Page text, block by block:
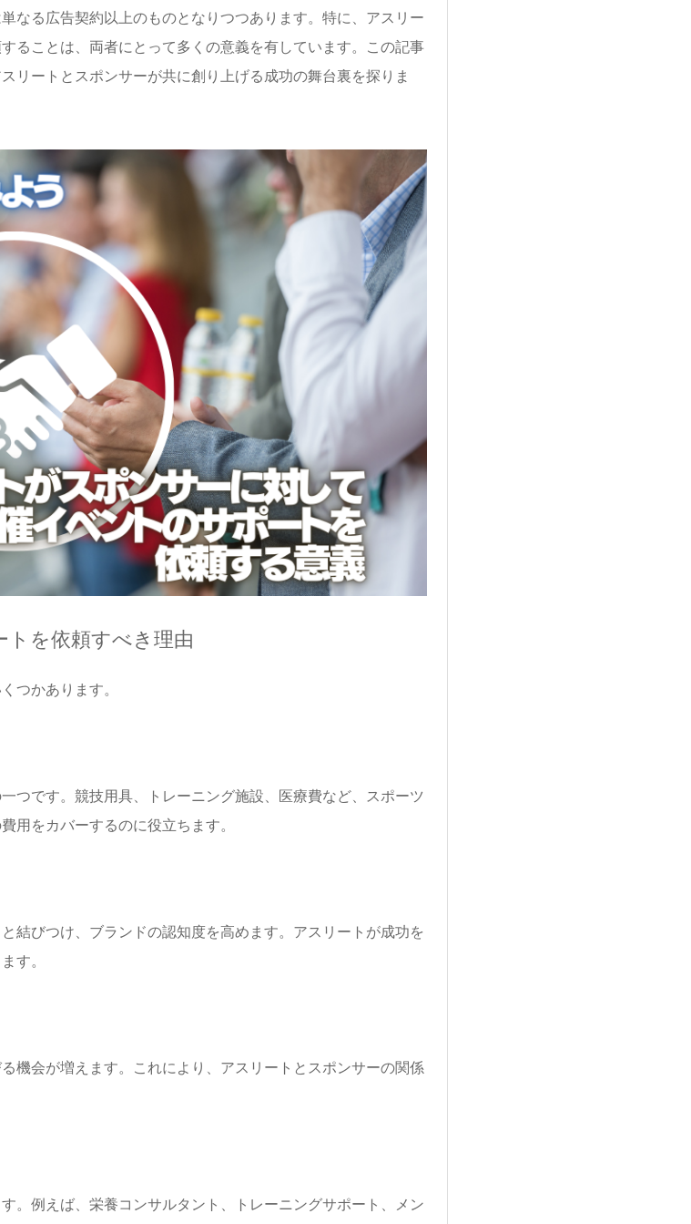
なる広告契約以上のものとなりつつあります。特に、アスリー
ることは、両者にとって多くの意義を有しています。この記事
リートとスポンサーが共に創り上げる成功の舞台裏を探りま
を依頼すべき理由
つかあります。
つです。競技用具、トレーニング施設、医療費など、スポーツ
用をカバーするのに役立ちます。
結びつけ、ブランドの認知度を高めます。アスリートが成功を
す。
機会が増えます。これにより、アスリートとスポンサーの関係
。例えば、栄養コンサルタント、トレーニングサポート、メン